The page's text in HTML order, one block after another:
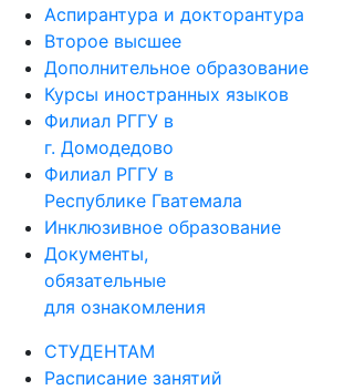
Аспирантура и докторантура
Второе высшее
Дополнительное образование
Курсы иностранных языков
Филиал РГГУ в
г. Домодедово
Филиал РГГУ в
Республике Гватемала
Инклюзивное образование
Документы,
обязательные
для ознакомления
СТУДЕНТАМ
Расписание занятий